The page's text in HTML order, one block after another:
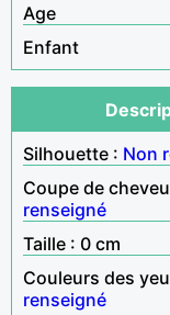
Age
Enfant
Silhouette : Non
Coupe de
renseigné
Taille : 0 cm
Couleurs des
renseigné